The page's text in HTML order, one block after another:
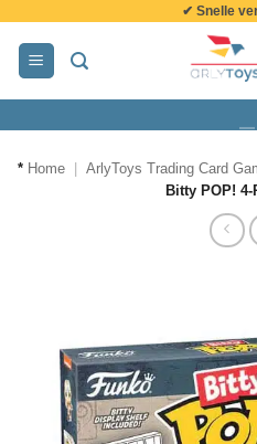
inhoud
✔ Snelle
* Home ArlyToys Trading Card
Bitty POP!